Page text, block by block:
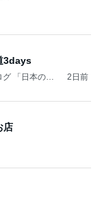
3days
グ 「日本の
2日前
店